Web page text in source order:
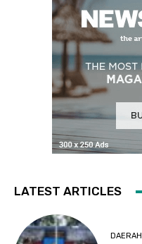
LATEST ARTICLES
DAERAH